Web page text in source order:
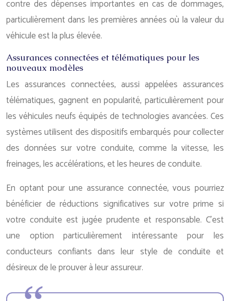
contre des dépenses importantes en cas de dommages,
particulièrement dans les premières années où la valeur du
véhicule est la plus élevée.
Assurances connectées et télématiques pour les
nouveaux modèles
Les assurances connectées, aussi appelées assurances
télématiques, gagnent en popularité, particulièrement pour
les véhicules neufs équipés de technologies avancées. Ces
systèmes utilisent des dispositifs embarqués pour collecter
des données sur votre conduite, comme la vitesse, les
freinages, les accélérations, et les heures de conduite.
En optant pour une assurance connectée, vous pourriez
bénéficier de réductions significatives sur votre prime si
votre conduite est jugée prudente et responsable. C’est
une option particulièrement intéressante pour les
conducteurs confiants dans leur style de conduite et
désireux de le prouver à leur assureur.